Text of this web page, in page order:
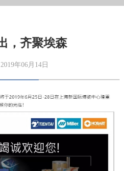
，齐聚埃森
年06月14日